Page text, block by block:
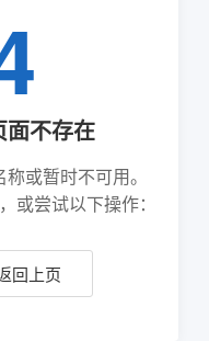
面不存在
或暂时不可用。
或尝试以下操作：
回上页